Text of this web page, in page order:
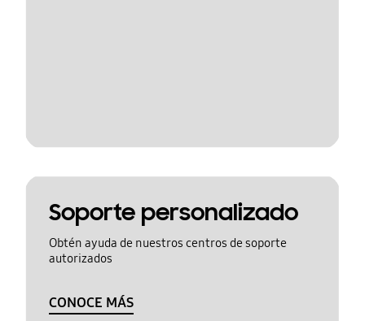
Soporte personalizado
Obtén ayuda de nuestros centros de soporte
autorizados
CONOCE MÁS